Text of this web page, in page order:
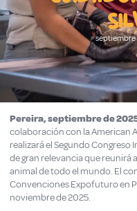
septiembre
Pereira, septiembre de
colaboración con la American
realizará el Segundo
de gran relevancia que reunirá
animal de todo el mundo. El
Convenciones Expofuturo en
noviembre de 2025.